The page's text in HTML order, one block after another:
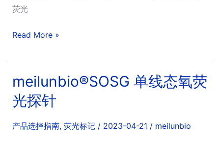
荧光
meilunbio®
二
信
(NO)
Read More »
meilunbio®SOSG 单线态氧荧
光探针
产品选择指南, 荧光标记/ 2023-04-21 / meilunbio